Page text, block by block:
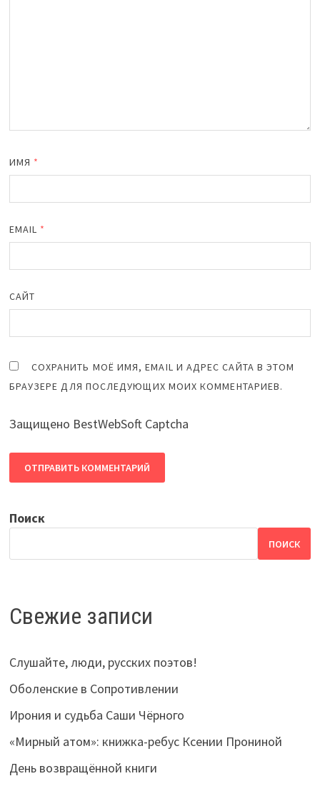
ИМЯ *
EMAIL *
САЙТ
СОХРАНИТЬ МОЁ ИМЯ, EMAIL И АДРЕС САЙТА В ЭТОМ
БРАУЗЕРЕ ДЛЯ ПОСЛЕДУЮЩИХ МОИХ КОММЕНТАРИЕВ.
Защищено BestWebSoft Captcha
Поиск
ПОИСК
Свежие записи
Слушайте, люди, русских поэтов!
Оболенские в Сопротивлении
Ирония и судьба Саши Чёрного
«Мирный атом»: книжка-ребус Ксении Прониной
День возвращённой книги